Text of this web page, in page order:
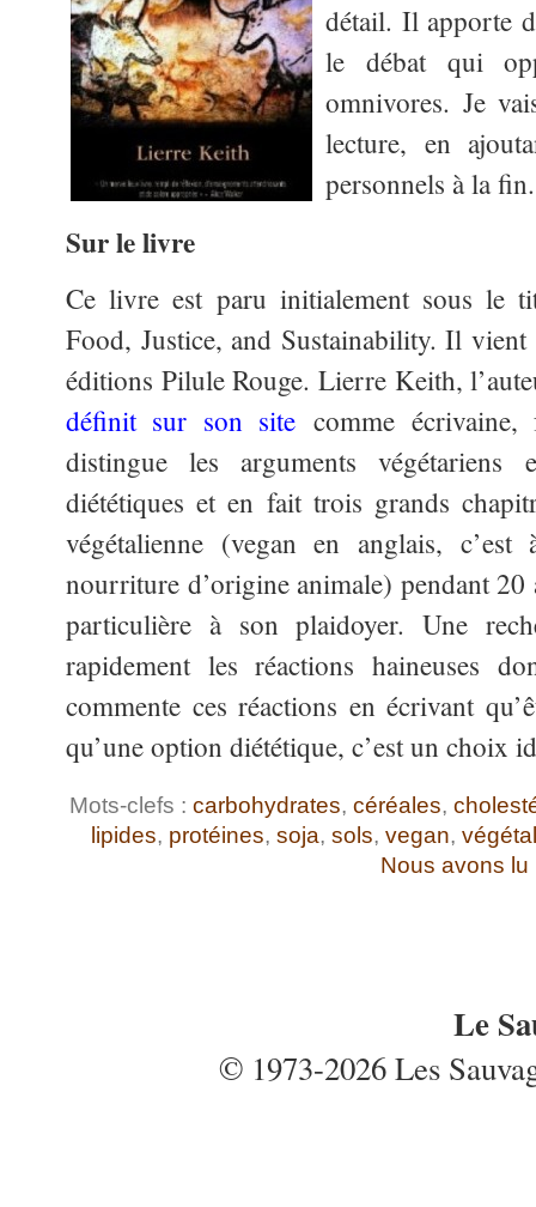
détail. Il apporte
le débat qui
omnivores. Je
lecture, en
personnels à la fin.
Sur le livre
Ce livre est paru initialement sous le
Food, Justice, and Sustainability. Il vient
éditions Pilule Rouge. Lierre Keith,
définit sur son site comme
distingue les arguments végétariens
diététiques et en fait trois grands
végétalienne (vegan en anglais,
nourriture d’origine animale) pendant
particulière à son plaidoyer. Une
rapidement les réactions haineuses
commente ces réactions en écrivant
qu’une option diététique, c’est un choix
Mots-clefs : carbohydrates, céréales,
lipides, protéines, soja, sols, vegan,
Nous avons lu
Le
© 1973-2026 Les